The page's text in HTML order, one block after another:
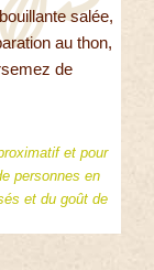
salée,
au thon,
de
et pour
personnes en
et du goût de